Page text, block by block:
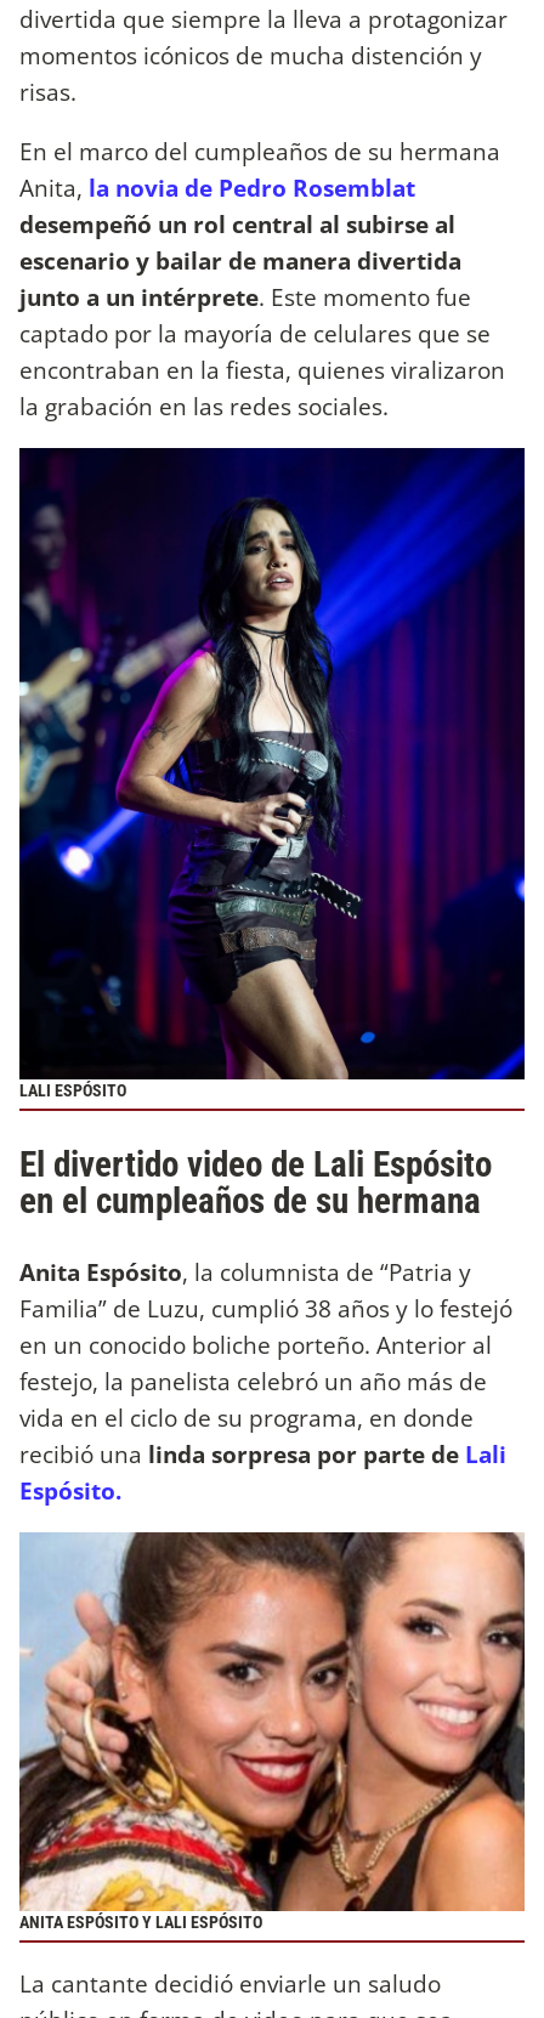
divertida que siempre la lleva a protagonizar
momentos icónicos de mucha distención y
risas.
En el marco del cumpleaños de su hermana
Anita, la novia de Pedro Rosemblat
desempeñó un rol central al subirse al
escenario y bailar de manera divertida
junto a un intérprete. Este momento fue
captado por la mayoría de celulares que se
encontraban en la fiesta, quienes viralizaron
la grabación en las redes sociales.
LALI ESPÓSITO
El divertido video de Lali Espósito
en el cumpleaños de su hermana
Anita Espósito, la columnista de “Patria y
Familia” de Luzu, cumplió 38 años y lo festejó
en un conocido boliche porteño. Anterior al
festejo, la panelista celebró un año más de
vida en el ciclo de su programa, en donde
recibió una linda sorpresa por parte de Lali
Espósito.
ANITA ESPÓSITO Y LALI ESPÓSITO
La cantante decidió enviarle un saludo